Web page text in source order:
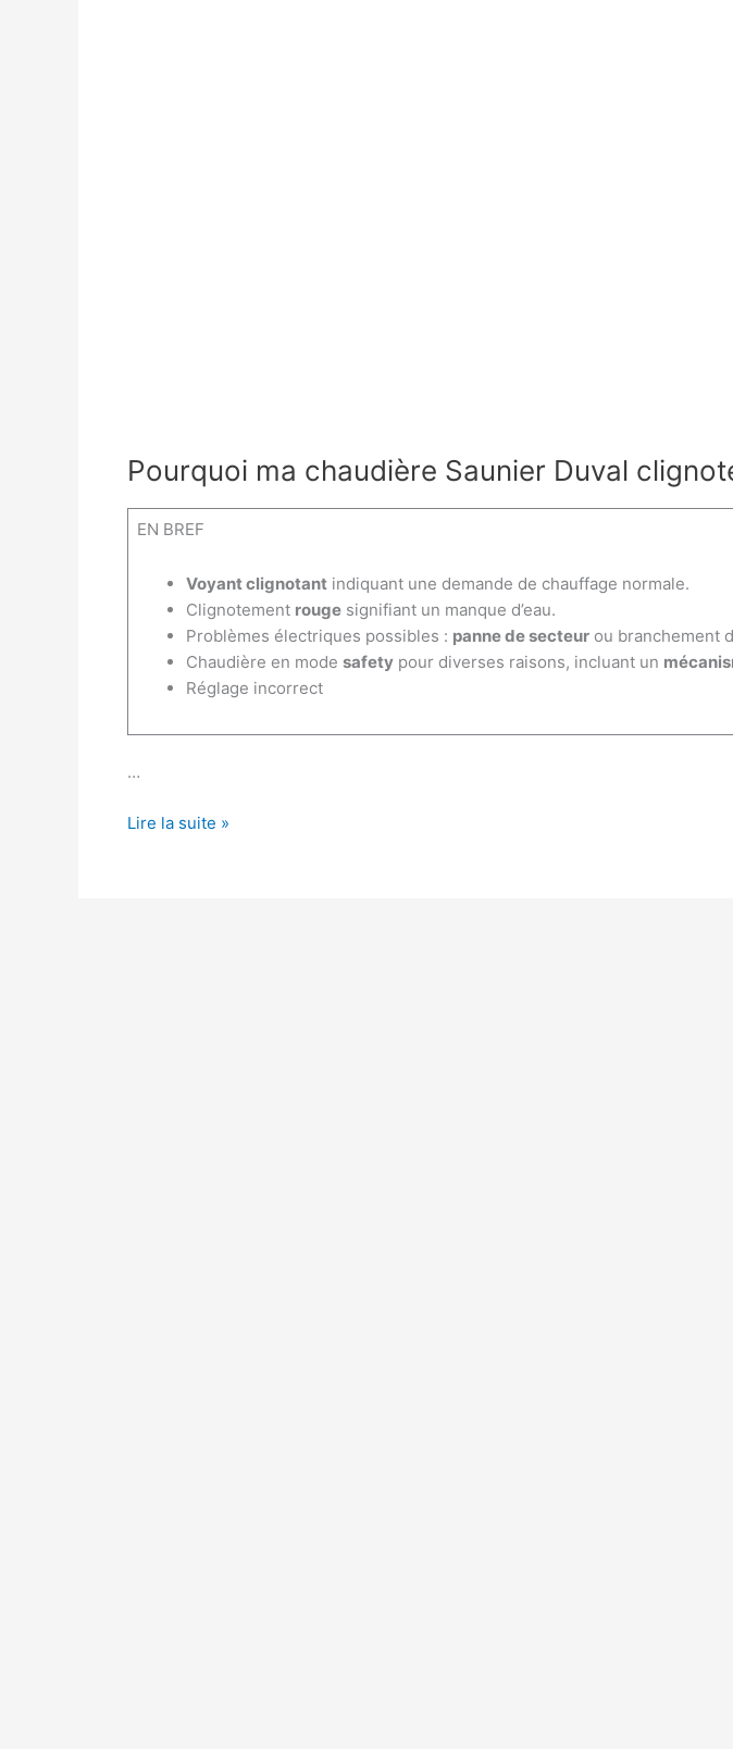
Pourquoi ma chaudière Saunier Duval
EN BREF
Voyant clignotantindiquant une demande de chauffage normale.
Clignotement rougesignifiant un manque d’eau.
Problèmes électriques possibles : panne de secteurou branchement
Chaudière en mode safetypour diverses raisons, incluant un
Réglage incorrect
…
Pourquoi
Lire la suite »